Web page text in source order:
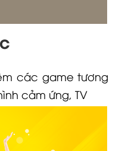
các game tương
cảm ứng, TV